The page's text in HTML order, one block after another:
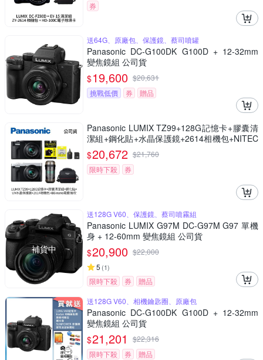
券
送64G、原廠包、保護鏡、蔡司噴罐
Panasonic DC-G100DK G100D + 12-32mm
變焦鏡組 公司貨
$19,600 $20,631
挑戰低價
券 贈品
Panasonic LUMIX TZ99+128G記憶卡+膠囊清
潔組+鋼化貼+水晶保護鏡+2614相機包+NITEC
ORE BB nano 迷你電動氣吹(公司貨)
$20,672 $21,760
限時下殺
券
補貨中
送128G V60、保護鏡、蔡司噴霧組
Panasonic LUMIX G97M DC-G97M G97 單機
身 + 12-60mm 變焦鏡組 公司貨
$20,900 $22,000
5 (1)
限時下殺 券
贈品
送128G V60、相機鑰匙圈、原廠包
Panasonic DC-G100DK G100D + 12-32mm
變焦鏡組 公司貨
$21,201 $22,316
限時下殺
券 贈品